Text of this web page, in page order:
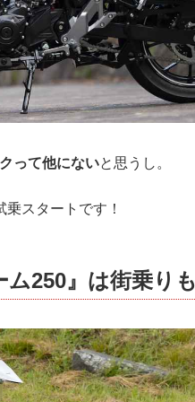
って他にないと思うし。
スタートです！
250』は街乗り